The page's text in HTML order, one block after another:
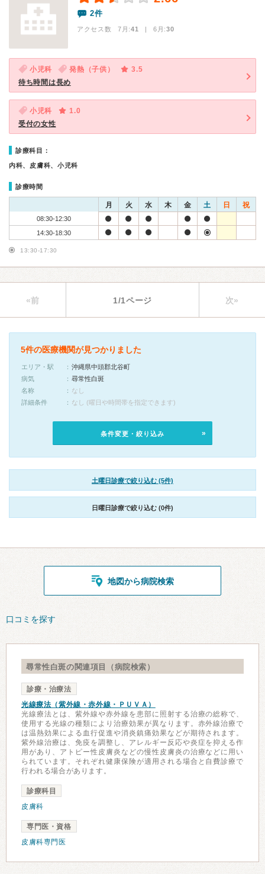
2件
アクセス数 7月:41 | 6月:30
小児科 発熱（子供）
3.5
待ち時間は長め
小児科
1.0
受付の女性
診療科目：
内科、皮膚科、小児科
診療時間
月 火 水 木 金 土 日 祝
08:30-12:30
14:30-18:30
13:30-17:30
«前 1/1ページ 次»
5件の医療機関が見つかりました
エリア・駅
沖縄県中頭郡北谷町
病気
尋常性白斑
名称
なし
詳細条件
なし (曜日や時間帯を指定できます)
条件変更・絞り込み
土曜日診療で絞り込む (5件)
日曜日診療で絞り込む (0件)
地図から病院検索
口コミを探す
尋常性白斑の関連項目（病院検索）
診療・治療法
光線療法（紫外線・赤外線・ＰＵＶＡ）
光線療法とは、紫外線や赤外線を患部に照射する治療の総称で、
使用する光線の種類により治療効果が異なります。赤外線治療で
は温熱効果による血行促進や消炎鎮痛効果などが期待されます。
紫外線治療は、免疫を調整し、アレルギー反応や炎症を抑える作
用があり、アトピー性皮膚炎などの慢性皮膚炎の治療などに用い
られています。それぞれ健康保険が適用される場合と自費診療で
行われる場合があります。
診療科目
皮膚科
専門医・資格
皮膚科専門医